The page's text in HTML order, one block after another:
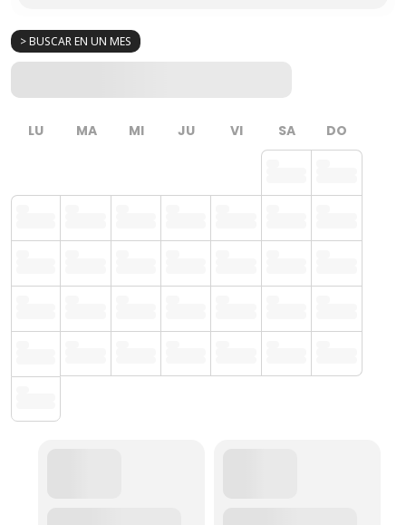
> BUSCAR EN UN MES
LU MA MI JU VI SA DO